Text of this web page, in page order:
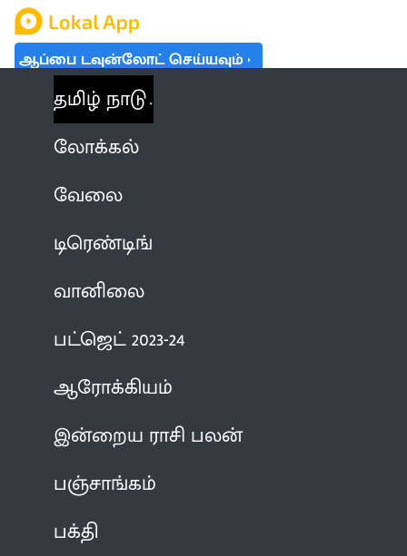
ஆப்பை டவுன்லோட் செய்யவும்
தமிழ் நாடு
லோக்கல்
வேலை
டிரெண்டிங்
வானிலை
பட்ஜெட் 2023-24
ஆரோக்கியம்
இன்றைய ராசி பலன்
பஞ்சாங்கம்
பக்தி